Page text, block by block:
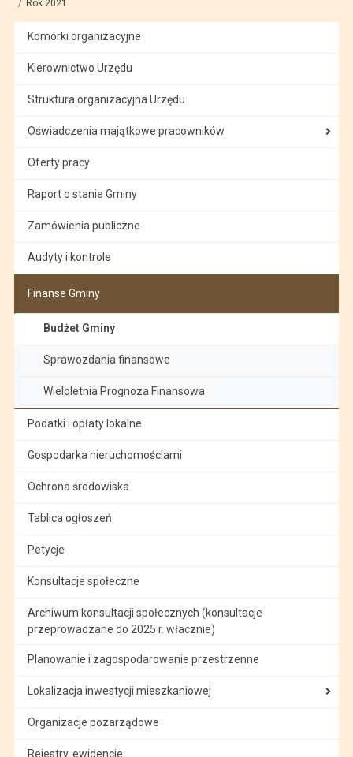
Rok 2021
Komórki organizacyjne
Kierownictwo Urzędu
Struktura organizacyjna Urzędu
Oświadczenia majątkowe pracowników
Oferty pracy
Raport o stanie Gminy
Zamówienia publiczne
Audyty i kontrole
Finanse Gminy
Budżet Gminy
Sprawozdania finansowe
Wieloletnia Prognoza Finansowa
Podatki i opłaty lokalne
Gospodarka nieruchomościami
Ochrona środowiska
Tablica ogłoszeń
Petycje
Konsultacje społeczne
Archiwum konsultacji społecznych (konsultacje
przeprowadzane do 2025 r. włacznie)
Planowanie i zagospodarowanie przestrzenne
Lokalizacja inwestycji mieszkaniowej
Organizacje pozarządowe
Rejestry, ewidencje